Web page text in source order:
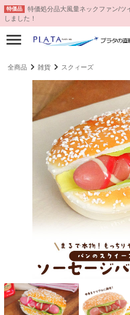
特価品
特価処分品大風量ネックファン/ツ
しました！
全商品 雑貨 スクィーズ